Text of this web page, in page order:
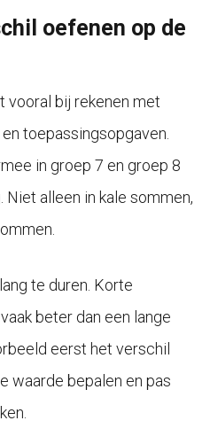
oefenen op de
vooral bij rekenen met
toepassingsopgaven.
in groep 7 en groep 8
Niet alleen in kale sommen,
te duren. Korte
beter dan een lange
eerst het verschil
waarde bepalen en pas